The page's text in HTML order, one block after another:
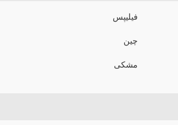
فیلیپس
چین
مشکی